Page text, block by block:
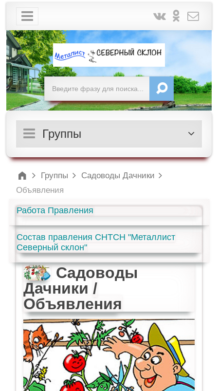
Группы
Группы
Садоводы Дачники
Объявления
Работа Правления
Состав правления СНТСН "Металлист
Северный склон"
Садоводы
Дачники/
Объявления